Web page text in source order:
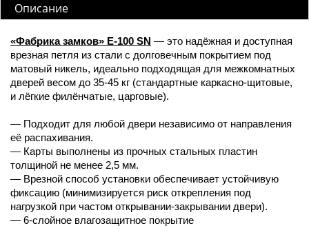
Описание
«Фабрика замков» E-100 SN — это надёжная и доступная
врезная петля из стали с долговечным покрытием под
матовый никель, идеально подходящая для межкомнатных
дверей весом до 35-45 кг (стандартные каркасно-щитовые,
и лёгкие филёнчатые, царговые).
— Подходит для любой двери независимо от направления
её распахивания.
— Карты выполнены из прочных стальных пластин
толщиной не менее 2,5 мм.
— Врезной способ установки обеспечивает устойчивую
фиксацию (минимизируется риск открепления под
нагрузкой при частом открывании-закрывании двери).
— 6-слойное влагозащитное покрытие